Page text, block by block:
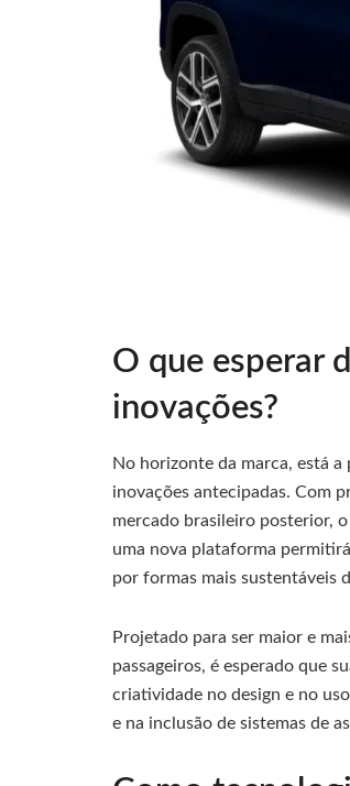
O que esperar
inovações?
No horizonte da marca, está
inovações antecipadas. Com
mercado brasileiro posterior,
uma nova plataforma
por formas mais sustentáveis
Projetado para ser maior e
passageiros, é esperado que
criatividade no design e no
e na inclusão de sistemas de